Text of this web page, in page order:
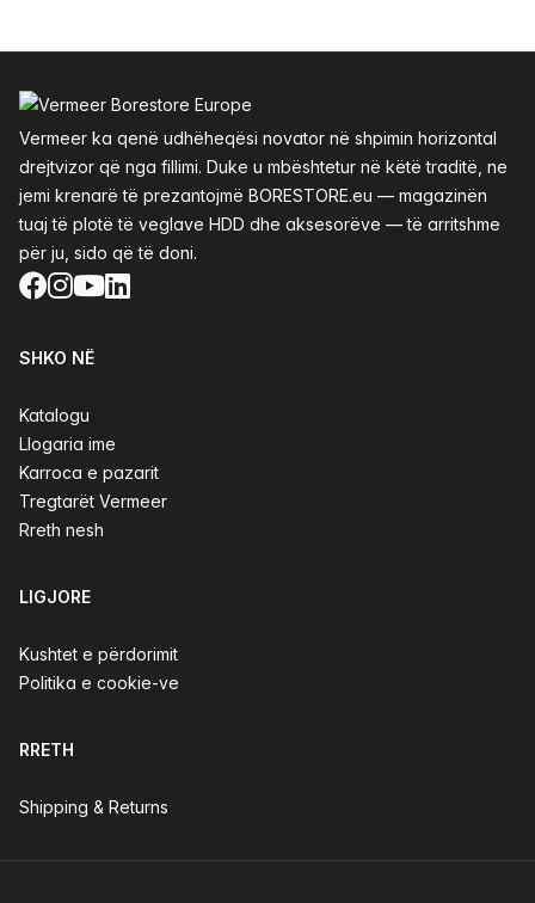
Vermeer ka qenë udhëheqësi novator në shpimin horizontal
drejtvizor që nga fillimi. Duke u mbështetur në këtë traditë, ne
jemi krenarë të prezantojmë BORESTORE.eu — magazinën
tuaj të plotë të veglave HDD dhe aksesorëve — të arritshme
për ju, sido që të doni.
Facebook
Instagram
YouTube
LinkedIn
SHKO NË
Katalogu
Llogaria ime
Karroca e pazarit
Tregtarët Vermeer
Rreth nesh
LIGJORE
Kushtet e përdorimit
Politika e cookie-ve
RRETH
Shipping & Returns